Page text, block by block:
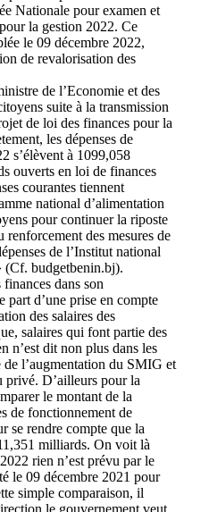
Nationale pour examen et
la gestion 2022. Ce
le 09 décembre 2022,
de revalorisation des
de l’Economie et des
suite à la transmission
de loi des finances pour la
les dépenses de
s’élèvent à 1099,058
ouverts en loi de finances
courantes tiennent
national d’alimentation
pour continuer la riposte
des mesures de
de l’Institut national
(Cf. budgetbenin.bj).
dans son
part d’une prise en compte
des salaires des
salaires qui font partie des
n’est dit non plus dans les
de l’augmentation du SMIG et
privé. D’ailleurs pour la
le montant de la
de fonctionnement de
se rendre compte que la
milliards. On voit là
rien n’est prévu par le
le 09 décembre 2021 pour
simple comparaison, il